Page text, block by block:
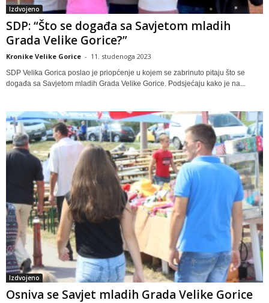
Izdvojeno
SDP: “Što se događa sa Savjetom mladih
Grada Velike Gorice?”
Kronike Velike Gorice - 11. studenoga 2023
SDP Velika Gorica poslao je priopćenje u kojem se zabrinuto pitaju što se
događa sa Savjetom mladih Grada Velike Gorice. Podsjećaju kako je na...
Izdvojeno
Osniva se Savjet mladih Grada Velike Gorice